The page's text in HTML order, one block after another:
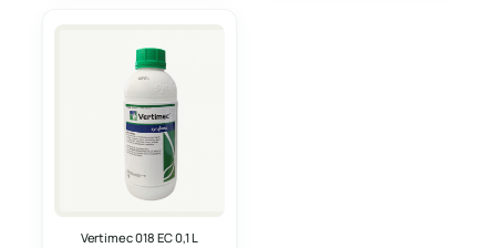
Vertimec 018 EC 0,1 L